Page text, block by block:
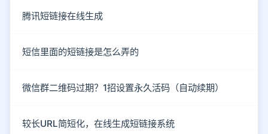
腾讯短链接在线生成
短信里面的短链接是怎么弄的
微信群二维码过期？1招设置永久活码（自动续期）
较长URL简短化，在线生成短链接系统